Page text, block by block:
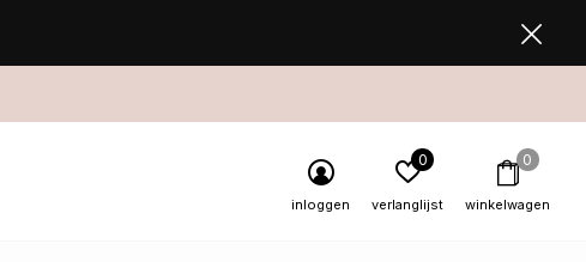
inloggen verlanglijst
0
winkelwagen
0